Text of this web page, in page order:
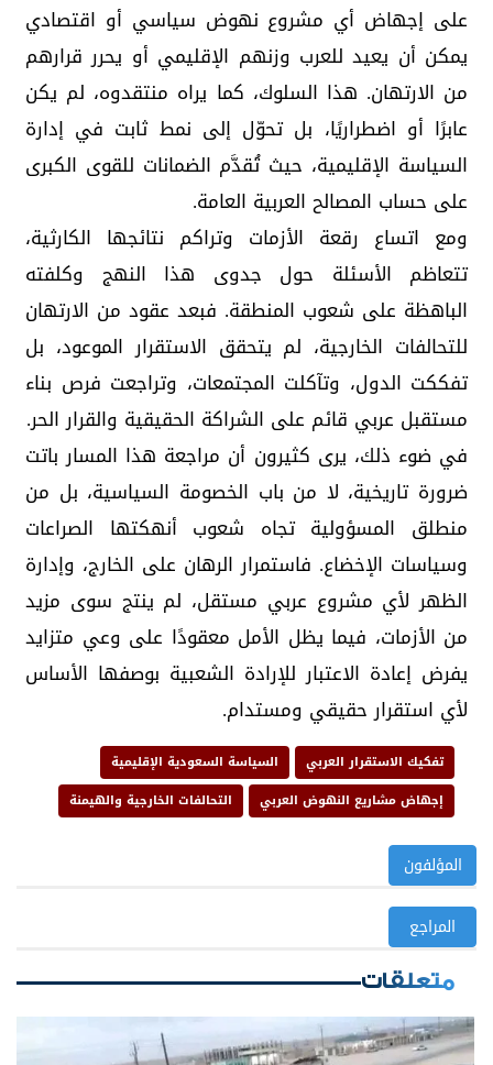
على إجهاض أي مشروع نهوض سياسي أو اقتصادي
يمكن أن يعيد للعرب وزنهم الإقليمي أو يحرر قرارهم
من الارتهان. هذا السلوك، كما يراه منتقدوه، لم يكن
عابرًا أو اضطراريًا، بل تحوّل إلى نمط ثابت في إدارة
السياسة الإقليمية، حيث تُقدَّم الضمانات للقوى الكبرى
على حساب المصالح العربية العامة.
ومع اتساع رقعة الأزمات وتراكم نتائجها الكارثية،
تتعاظم الأسئلة حول جدوى هذا النهج وكلفته
الباهظة على شعوب المنطقة. فبعد عقود من الارتهان
للتحالفات الخارجية، لم يتحقق الاستقرار الموعود، بل
تفككت الدول، وتآكلت المجتمعات، وتراجعت فرص بناء
مستقبل عربي قائم على الشراكة الحقيقية والقرار الحر.
في ضوء ذلك، يرى كثيرون أن مراجعة هذا المسار باتت
ضرورة تاريخية، لا من باب الخصومة السياسية، بل من
منطلق المسؤولية تجاه شعوب أنهكتها الصراعات
وسياسات الإخضاع. فاستمرار الرهان على الخارج، وإدارة
الظهر لأي مشروع عربي مستقل، لم ينتج سوى مزيد
من الأزمات، فيما يظل الأمل معقودًا على وعي متزايد
يفرض إعادة الاعتبار للإرادة الشعبية بوصفها الأساس
لأي استقرار حقيقي ومستدام.
تفكيك الاستقرار العربي
السياسة السعودية الإقليمية
إجهاض مشاريع النهوض العربي
التحالفات الخارجية والهيمنة
المؤلفون
المراجع
متعلقات